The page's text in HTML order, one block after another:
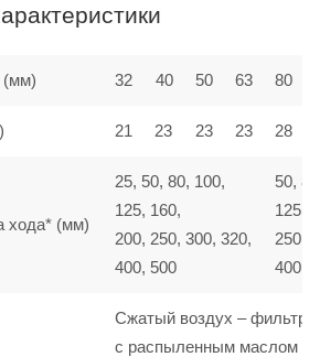
(мм) 32 40 50 63 80
21 23 23 23 28
хода* (мм)
25, 50, 80, 100,
125, 160,
200, 250, 300, 320,
400, 500
50,
125,
250,
400,
Сжатый воздух –
с распыленным маслом